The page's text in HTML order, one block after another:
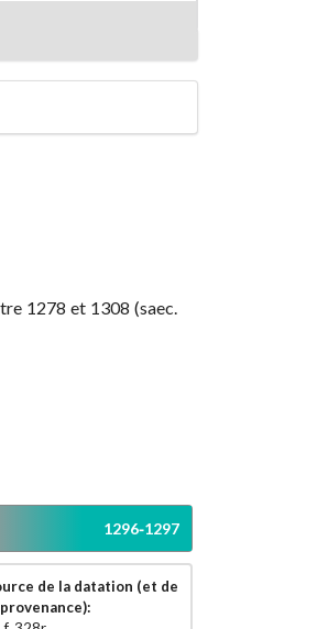
1278 et 1308 (saec.
1296-1297
de la datation (et de